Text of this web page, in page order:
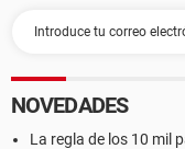
NOVEDADES
La regla de los 10 mil